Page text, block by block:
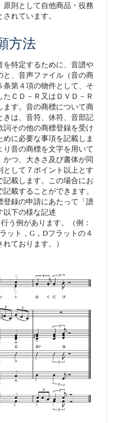
原則として自他商品・役務
れています。
方法
を特定するために、音譜や
と、音声ファイル（音の商
第４項の物件として、そ
ＣＤ－Ｒ又はＤＶＤ－Ｒ
ます。音の商標について商
きは、音符、休符、音部記
その他の商標登録を受け
に必要な事項を記載しま
音の商標を文字を用いて
つ、大きさ及び書体が同
して７ポイント以上とす
記載します。この場合にお
載することができます。
登録の申請にあたって「譜
以下の様な記述
う例があります。（例：
ット，G，Dフラットの４
ております。）